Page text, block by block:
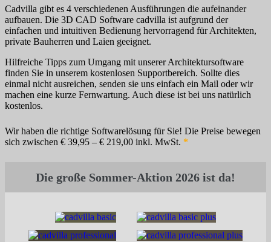
Cadvilla gibt es 4 verschiedenen Ausführungen die aufeinander
aufbauen. Die 3D CAD Software cadvilla ist aufgrund der
einfachen und intuitiven Bedienung hervorragend für Architekten,
private Bauherren und Laien geeignet.
Hilfreiche Tipps zum Umgang mit unserer Architektursoftware
finden Sie in unserem kostenlosen Supportbereich. Sollte dies
einmal nicht ausreichen, senden sie uns einfach ein Mail oder wir
machen eine kurze Fernwartung. Auch diese ist bei uns natürlich
kostenlos.
Wir haben die richtige Softwarelösung für Sie! Die Preise bewegen
sich zwischen € 39,95 – € 219,00 inkl. MwSt. *